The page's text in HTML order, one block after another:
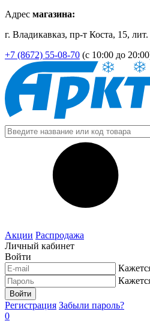
Адрес магазина:
г. Владикавказ, пр-т Коста, 15,
+7 (8672) 55-08-70 (с 10:00 до
Акции Распродажа
Личный кабинет
Войти
Войти
Регистрация Забыли пароль?
0